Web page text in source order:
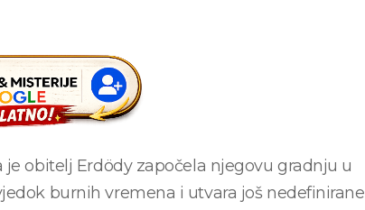
obitelj Erdödy započela njegovu gradnju u
burnih vremena i utvara još nedefinirane